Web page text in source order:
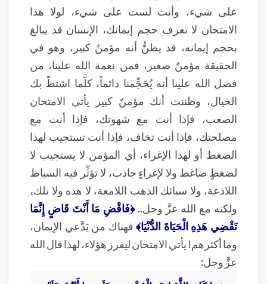
على شيء، وأنت لست على شيء، لولا هذا
الامتحان لا تعرف حجم إيمانك، الإنسان قد يبالغ
بحجم إيمانه، قد يظنُّ أنه مؤمنٌ كبير، وهو في
الحقيقة مؤمنٌ صغير، فمن نعمة الله علينا، من
فضل الله علينا أنه يُحَجِّمنا دائماً، كلَّما اشتطّ بك
الخيال، وظننت أنك مؤمنٌ كبير يأتي الامتحان
الصعب، فإذا أنت مع شهوتك، فإذا أنت مع
مصلحتك، فإذا أنت تخاف، فإذا أنت تستجيب لهذا
الضغط أو لهذا الإغراء، أي المؤمن لا يستجيب لا
لضغطٍ ضاغط ولا لإغراءٍ جاذب، لا تؤثِّر فيه السياط
اللاذعة، ولا سبائك الذهب اللامعة، لا هذه ولا تلك،
ولكنه مع الله عزَّ وجل..﴿فَاقْضِ مَا أَنْتَ قَاضٍ إِنَّمَا
تَقْضِي هَذِهِ الْحَيَاةَ الدُّنْيَا﴾فهناك من يَدَّعي الإيمان،
وما أكثرهم! يأتي الامتحان ليفرز هؤلاء، لهذا قال الله
عزَّ وجل: